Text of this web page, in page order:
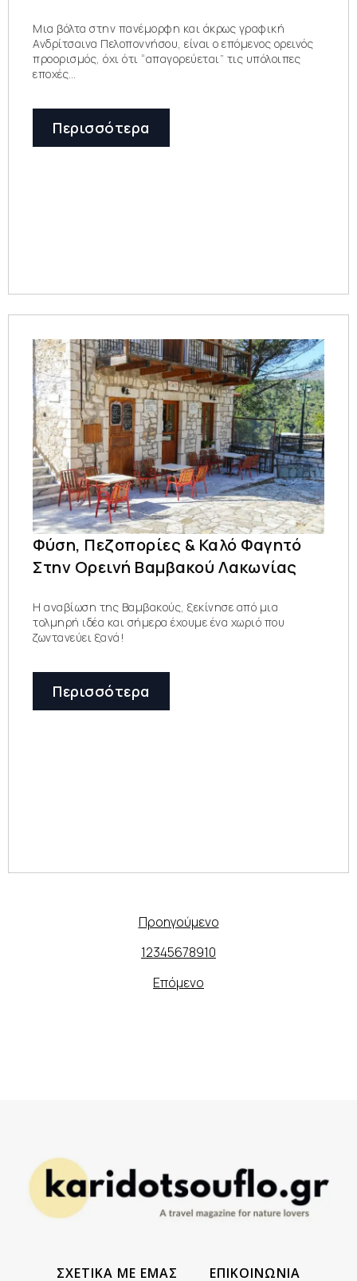
Μια βόλτα στην πανέμορφη και άκρως γραφική
Ανδρίτσαινα Πελοποννήσου, είναι ο επόμενος ορεινός
προορισμός, όχι ότι “απαγορεύεται” τις υπόλοιπες
εποχές…
Περισσότερα
Φύση, Πεζοπορίες & Καλό Φαγητό
Στην Ορεινή Βαμβακού Λακωνίας
Η αναβίωση της Βαμβακούς, ξεκίνησε από μια
τολμηρή ιδέα και σήμερα έχουμε ένα χωριό που
ζωντανεύει ξανά!
Περισσότερα
Προηγούμενο
12345678910
Επόμενο
ΣΧΕΤΙΚΑ ΜΕ ΕΜΑΣ ΕΠΙΚΟΙΝΩΝΙΑ